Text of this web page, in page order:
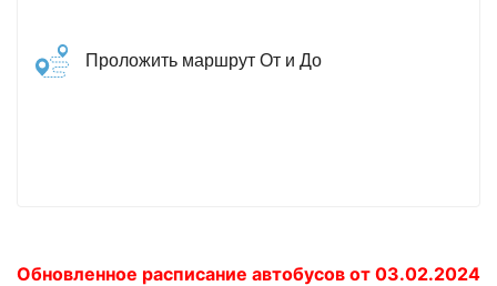
Проложить маршрут От и До
Обновленное расписание автобусов от 03.02.2024